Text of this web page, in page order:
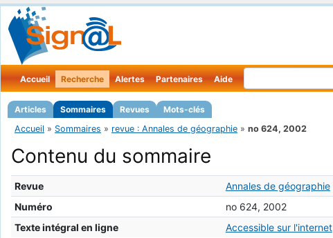
Accueil Recherche
Articles Sommaires Revues Mots-clés
Alertes Partenaires Aide
Accueil » Sommaires » revue : Annales de géographie » no 624, 2002
Contenu du sommaire
Revue
Annales de géographie
Numéro
no 624, 2002
Texte intégral en ligne
Accessible sur l'internet